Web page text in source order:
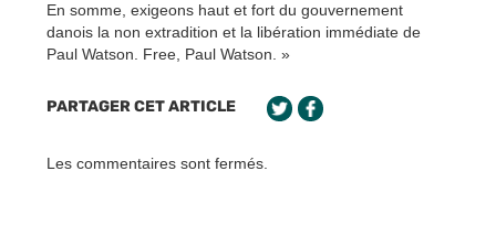
En somme, exigeons haut et fort du gouvernement
danois la non extradition et la libération immédiate de
Paul Watson. Free, Paul Watson. »
PARTAGER CET ARTICLE
Les commentaires sont fermés.